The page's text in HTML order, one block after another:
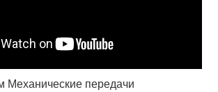
передачи